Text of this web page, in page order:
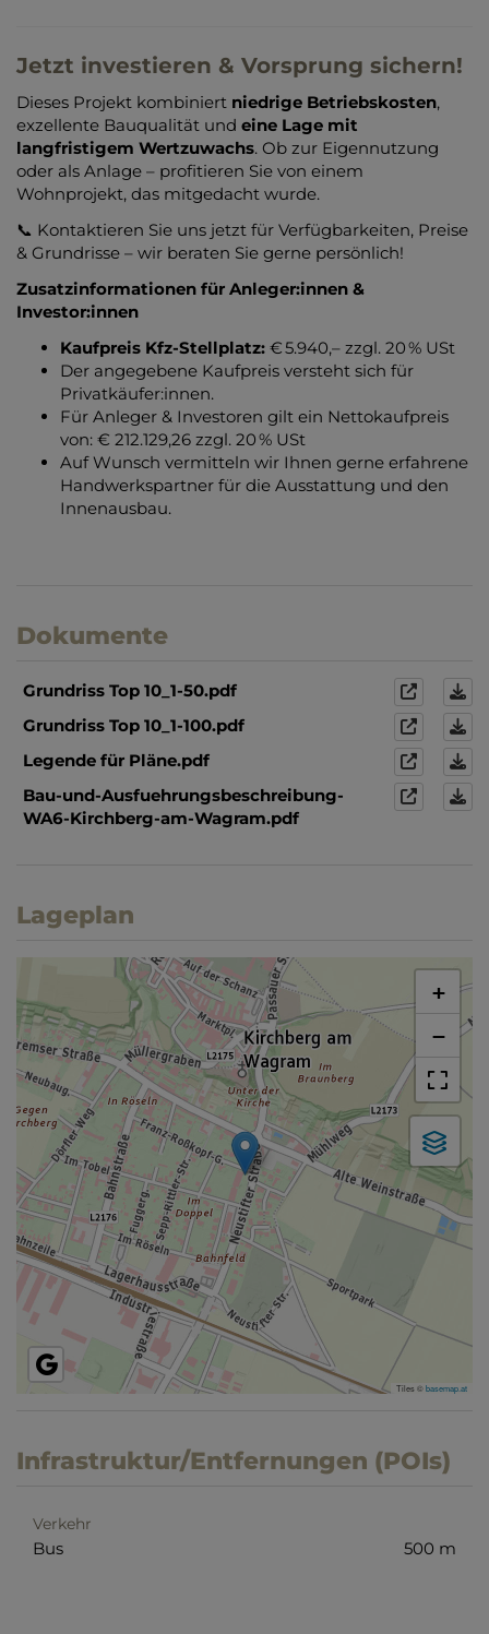
Jetzt investieren & Vorsprung sichern!
Dieses Projekt kombiniert niedrige Betriebskosten,
exzellente Bauqualität und eine Lage mit
langfristigem Wertzuwachs. Ob zur Eigennutzung
oder als Anlage – profitieren Sie von einem
Wohnprojekt, das mitgedacht wurde.
📞 Kontaktieren Sie uns jetzt für Verfügbarkeiten, Preise
& Grundrisse – wir beraten Sie gerne persönlich!
Zusatzinformationen für Anleger:innen &
Investor:innen
Kaufpreis Kfz-Stellplatz: € 5.940,– zzgl. 20 % USt
Der angegebene Kaufpreis versteht sich für
Privatkäufer:innen.
Für Anleger & Investoren gilt ein Nettokaufpreis
von: € 212.129,26 zzgl. 20 % USt
Auf Wunsch vermitteln wir Ihnen gerne erfahrene
Handwerkspartner für die Ausstattung und den
Innenausbau.
Dokumente
Grundriss Top 10_1-50.pdf
Grundriss Top 10_1-100.pdf
Legende für Pläne.pdf
Bau-und-Ausfuehrungsbeschreibung-
WA6-Kirchberg-am-Wagram.pdf
Lageplan
+
−
Tiles ©basemap.at
Infrastruktur/Entfernungen (POIs)
Verkehr
Bus 500 m